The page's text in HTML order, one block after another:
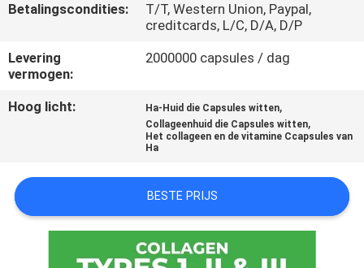
NIEUWS
ALLE
GEVALLEN
EEN
OFFERTE
Betalingscondities:
T/T, Western Union, Paypal,
creditcards, L/C, D/A, D/P
Levering
vermogen:
2000000 capsules / dag
Hoog licht: Ha-Huid die Capsules witten,
Collageenhuid die Capsules witten,
Het collageen en de vitamine Ccapsules van
Ha
BESTE PRIJS